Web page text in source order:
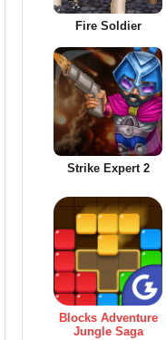
Fire Soldier
Strike Expert 2
Blocks Adventure
Jungle Saga